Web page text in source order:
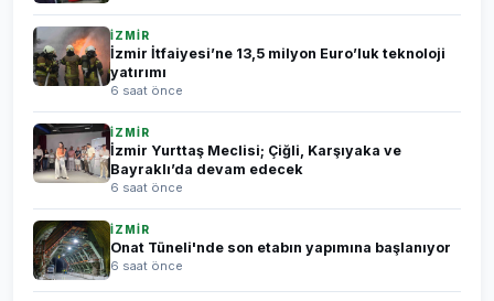
İZMİR
İzmir İtfaiyesi’ne 13,5 milyon Euro’luk teknoloji
yatırımı
6 saat önce
İZMİR
İzmir Yurttaş Meclisi; Çiğli, Karşıyaka ve
Bayraklı’da devam edecek
6 saat önce
İZMİR
Onat Tüneli'nde son etabın yapımına başlanıyor
6 saat önce